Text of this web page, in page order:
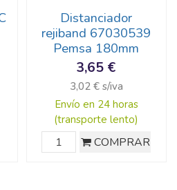
Distanciador
rejiband 67030539
Pemsa 180mm
3,65 €
3,02 € s/iva
Envío en 24 horas
(transporte lento)
COMPRAR